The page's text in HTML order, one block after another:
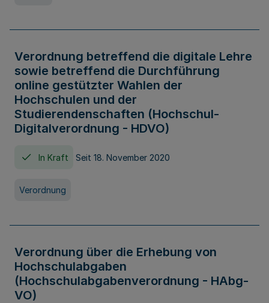
Verordnung betreffend die digitale Lehre
sowie betreffend die Durchführung
online gestützter Wahlen der
Hochschulen und der
Studierendenschaften (Hochschul-
Digitalverordnung - HDVO)
In Kraft Seit 18. November 2020
Verordnung
Verordnung über die Erhebung von
Hochschulabgaben
(Hochschulabgabenverordnung - HAbg-
VO)